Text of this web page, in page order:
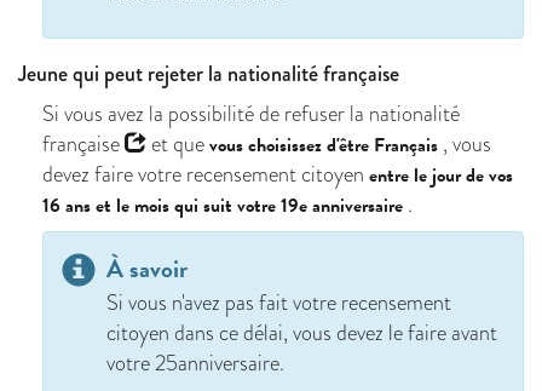
Jeune qui peut rejeter la nationalité française
Si vous avez la possibilité de refuser la nationalité
française
et quevous choisissez d'être Français , vous
devez faire votre recensement citoyen entre le jour de vos
16 ans et le mois qui suit votre 19e anniversaire .
À savoir
Si vous n'avez pas fait votre recensement
citoyen dans ce délai, vous devez le faire avant
votre 25anniversaire.